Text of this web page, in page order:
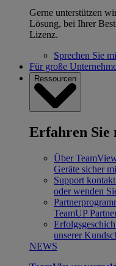
Gerne unterstützen
Lösung, bei Ihrer
Lizenz.
Sprechen Sie
Für große
Ressourcen
Erfahren Sie
Über
Geräte sicher
Support
oder wenden
TeamUP
unserer
NEWS